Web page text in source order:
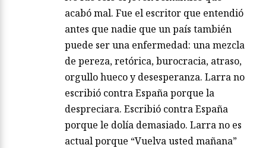
acabó mal. Fue el escritor que entendió
antes que nadie que un país también
puede ser una enfermedad: una mezcla
de pereza, retórica, burocracia, atraso,
orgullo hueco y desesperanza. Larra no
escribió contra España porque la
despreciara. Escribió contra España
porque le dolía demasiado. Larra no es
actual porque “Vuelva usted mañana”